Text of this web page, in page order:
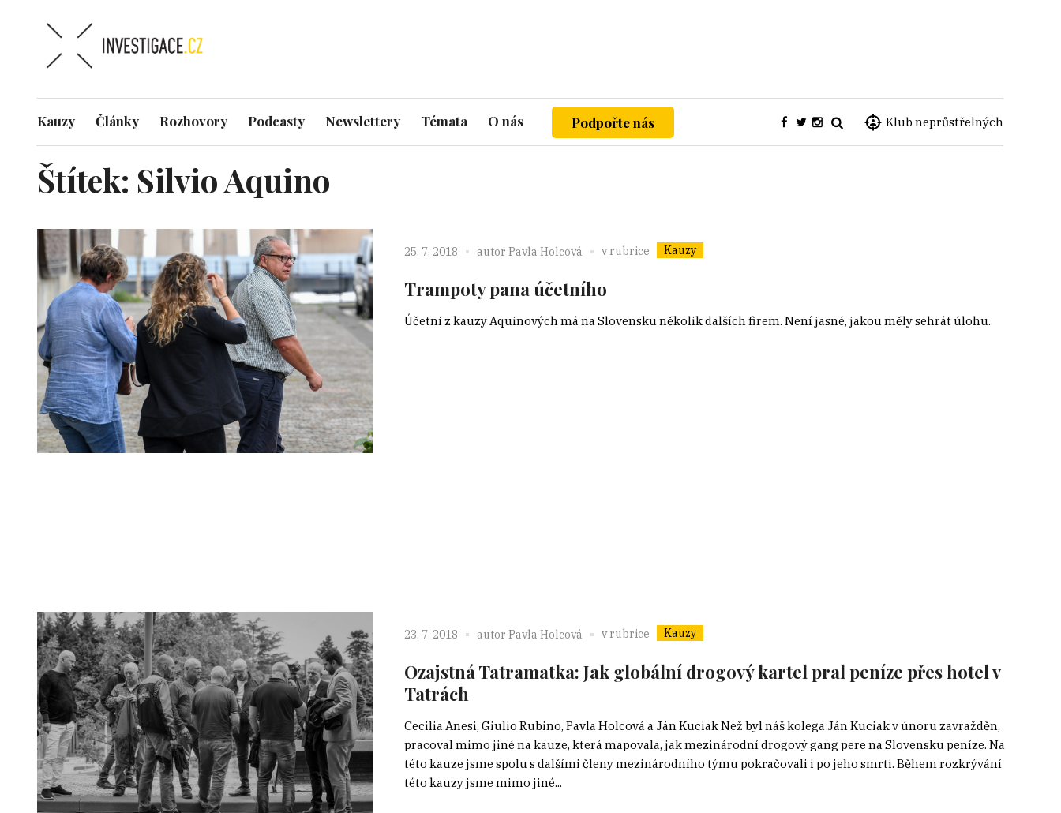
Klub neprůstřelných
Kauzy Články Rozhovory Podcasty Newslettery Témata O nás Podpořte nás
Štítek: Silvio Aquino
25. 7. 2018 autor Pavla Holcová v rubrice Kauzy
Trampoty pana účetního
Účetní z kauzy Aquinových má na Slovensku několik dalších firem. Není jasné, jakou měly sehrát úlohu.
23. 7. 2018 autor Pavla Holcová v rubrice Kauzy
Ozajstná Tatramatka: Jak globální drogový kartel pral peníze přes hotel v
Tatrách
Cecilia Anesi, Giulio Rubino, Pavla Holcová a Ján Kuciak Než byl náš kolega Ján Kuciak v únoru zavražděn,
pracoval mimo jiné na kauze, která mapovala, jak mezinárodní drogový gang pere na Slovensku peníze. Na
této kauze jsme spolu s dalšími členy mezinárodního týmu pokračovali i po jeho smrti. Během rozkrývání
této kauzy jsme mimo jiné...